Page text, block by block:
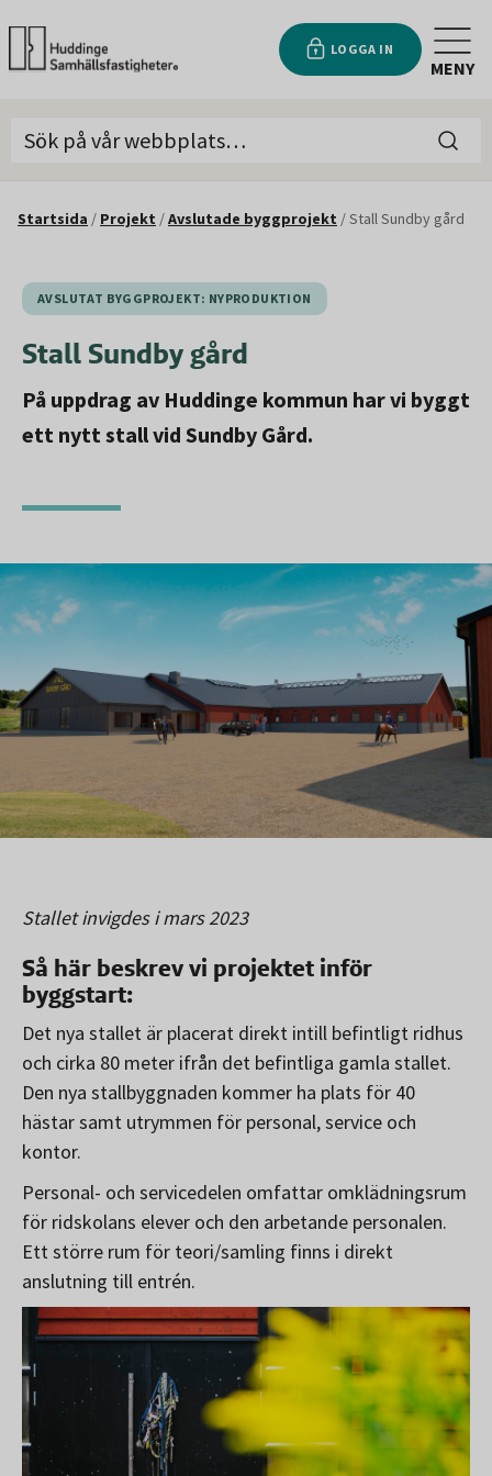
LOGGA IN
MENY
Startsida / Projekt /Avslutade byggprojekt /Stall Sundby gård
AVSLUTAT BYGGPROJEKT: NYPRODUKTION
Stall Sundby gård
På uppdrag av Huddinge kommun har vi byggt
ett nytt stall vid Sundby Gård.
Stallet invigdes i mars 2023
Så här beskrev vi projektet inför
byggstart:
Det nya stallet är placerat direkt intill befintligt ridhus
och cirka 80 meter ifrån det befintliga gamla stallet.
Den nya stallbyggnaden kommer ha plats för 40
hästar samt utrymmen för personal, service och
kontor.
Personal- och servicedelen omfattar omklädningsrum
för ridskolans elever och den arbetande personalen.
Ett större rum för teori/samling finns i direkt
anslutning till entrén.